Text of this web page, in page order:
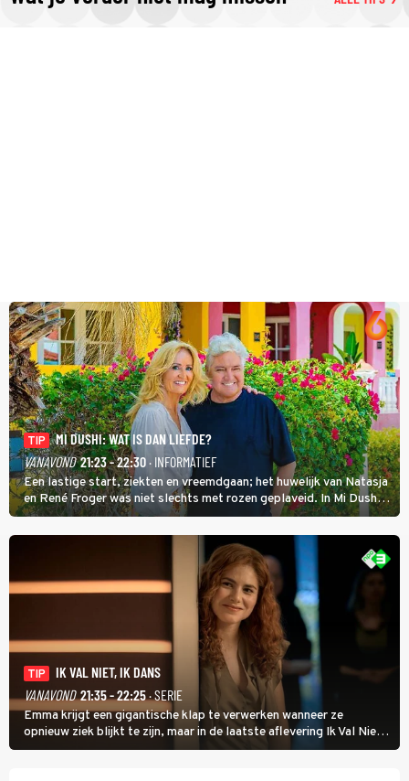
TIP
MI DUSHI: WAT IS DAN LIEFDE?
VANAVOND 21:23 - 22:30 · INFORMATIEF
Een lastige start, ziekten en vreemdgaan; het huwelijk van Natasja
en René Froger was niet slechts met rozen geplaveid. In Mi Dushi:
Wat Is Dan Liefde? neemt Wilfred Genee het showbizzkoppel mee
uit vissen om het over de liefde te hebben.
TIP
IK VAL NIET, IK DANS
VANAVOND 21:35 - 22:25· SERIE
Emma krijgt een gigantische klap te verwerken wanneer ze
opnieuw ziek blijkt te zijn, maar in de laatste aflevering Ik Val Niet,
Ik Dans laat ze zien dat ze niet van plan is op te geven, zelfs als ze